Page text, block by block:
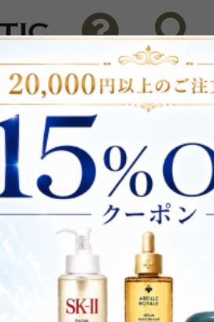
ウシュカ リップケア
リ
問い合わせ 検索
物でポイントプレゼント！
ール ランキング ブ
び割れからしっ